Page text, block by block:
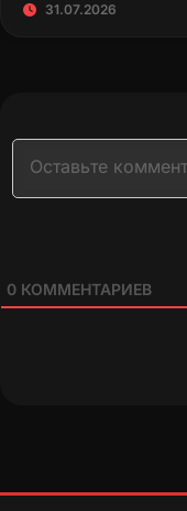
31.07.2026
0 КОММЕНТАРИЕВ